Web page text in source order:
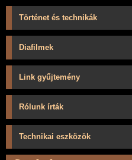
Történet és technikák
Diafilmek
Link gyűjtemény
Rólunk írták
Technikai eszközök